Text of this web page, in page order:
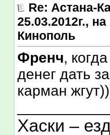
Re: Астана-
25.03.2012г.,
Кинополь
Френч,
денег дать
карман
Хаски –